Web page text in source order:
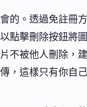
會的。透過免註冊
以點擊刪除按鈕將
片不被他人刪除，
傳，這樣只有你自